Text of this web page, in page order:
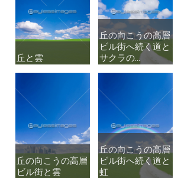
丘と雲
丘と雲
丘の向こうの高層
ビル街へ続く道と
サクラの...
丘の向こうの高層
ビル街へ続く道と
サクラの...
丘の向こうの高層
ビル街と雲
丘の向こうの高層
ビル街と雲
丘の向こうの高層
ビル街へ続く道と
虹
丘の向こうの高層
ビル街へ続く道と
虹